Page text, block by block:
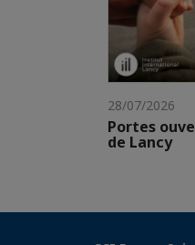
28/07/2026
Portes
de Lancy